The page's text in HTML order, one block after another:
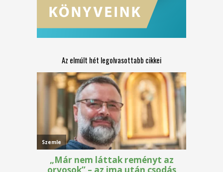
Az elmúlt hét legolvasottabb cikkei